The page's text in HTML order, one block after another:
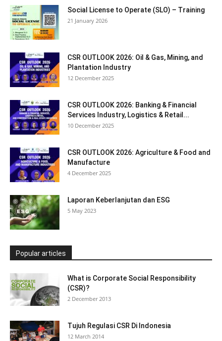
Social License to Operate (SLO) – Training
21 January 2026
CSR OUTLOOK 2026: Oil & Gas, Mining, and
Plantation Industry
12 December 2025
CSR OUTLOOK 2026: Banking & Financial
Services Industry, Logistics & Retail...
10 December 2025
CSR OUTLOOK 2026: Agriculture & Food and
Manufacture
4 December 2025
Laporan Keberlanjutan dan ESG
5 May 2023
Popular articles
What is Corporate Social Responsibility
(CSR)?
2 December 2013
Tujuh Regulasi CSR Di Indonesia
12 March 2014